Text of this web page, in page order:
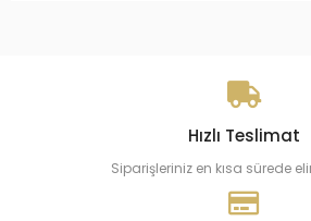
Hızlı Teslimat
Siparişleriniz en kısa sürede